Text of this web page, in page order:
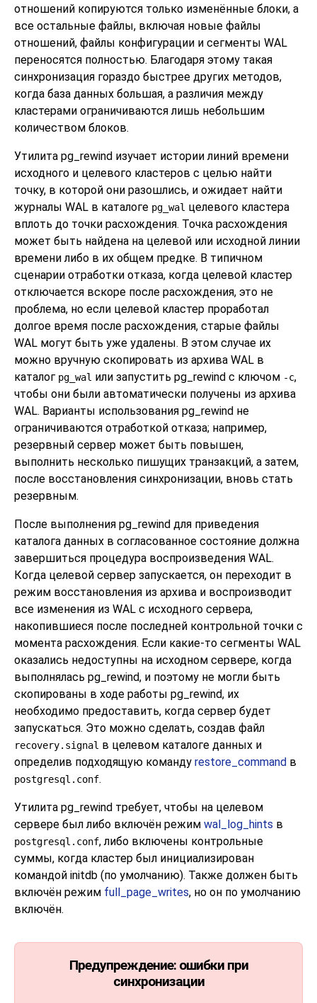
отношений копируются только изменённые блоки, а
все остальные файлы, включая новые файлы
отношений, файлы конфигурации и сегменты WAL
переносятся полностью. Благодаря этому такая
синхронизация гораздо быстрее других методов,
когда база данных большая, а различия между
кластерами ограничиваются лишь небольшим
количеством блоков.
Утилита pg_rewind изучает истории линий времени
исходного и целевого кластеров с целью найти
точку, в которой они разошлись, и ожидает найти
журналы WAL в каталоге pg_wal целевого кластера
вплоть до точки расхождения. Точка расхождения
может быть найдена на целевой или исходной линии
времени либо в их общем предке. В типичном
сценарии отработки отказа, когда целевой кластер
отключается вскоре после расхождения, это не
проблема, но если целевой кластер проработал
долгое время после расхождения, старые файлы
WAL могут быть уже удалены. В этом случае их
можно вручную скопировать из архива WAL в
каталог pg_wal или запустить pg_rewind с ключом -c,
чтобы они были автоматически получены из архива
WAL. Варианты использования pg_rewind не
ограничиваются отработкой отказа; например,
резервный сервер может быть повышен,
выполнить несколько пишущих транзакций, а затем,
после восстановления синхронизации, вновь стать
резервным.
После выполнения pg_rewind для приведения
каталога данных в согласованное состояние должна
завершиться процедура воспроизведения WAL.
Когда целевой сервер запускается, он переходит в
режим восстановления из архива и воспроизводит
все изменения из WAL с исходного сервера,
накопившиеся после последней контрольной точки с
момента расхождения. Если какие-то сегменты WAL
оказались недоступны на исходном сервере, когда
выполнялась pg_rewind, и поэтому не могли быть
скопированы в ходе работы pg_rewind, их
необходимо предоставить, когда сервер будет
запускаться. Это можно сделать, создав файл
recovery.signal в целевом каталоге данных и
определив подходящую команду restore_command в
postgresql.conf.
Утилита pg_rewind требует, чтобы на целевом
сервере был либо включён режим wal_log_hints в
postgresql.conf, либо включены контрольные
суммы, когда кластер был инициализирован
командой initdb (по умолчанию). Также должен быть
включён режим full_page_writes, но он по умолчанию
включён.
Предупреждение: ошибки при
синхронизации